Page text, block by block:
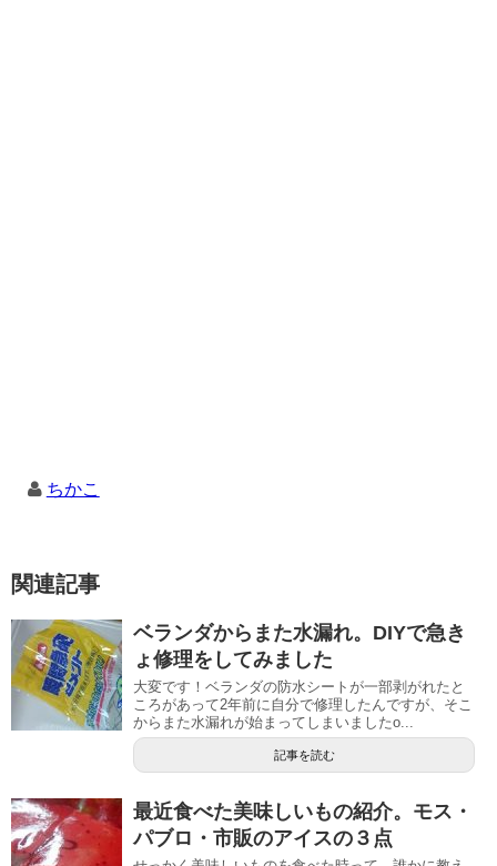
ちかこ
関連記事
ベランダからまた水漏れ。DIYで急き
ょ修理をしてみました
大変です！ベランダの防水シートが一部剥がれたと
ころがあって2年前に自分で修理したんですが、そこ
からまた水漏れが始まってしまいましたo...
記事を読む
最近食べた美味しいもの紹介。モス・
パブロ・市販のアイスの３点